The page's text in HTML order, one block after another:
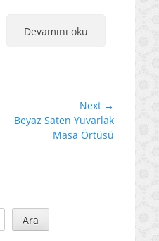
Devamını oku
Next →
NextBeyaz Saten Yuvarlak
Masa Örtüsü
Ara